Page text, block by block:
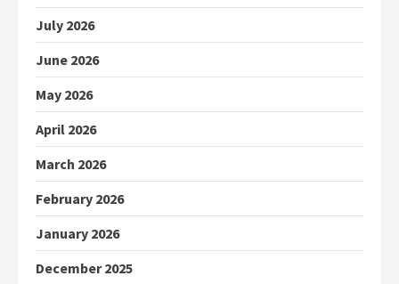
July 2026
June 2026
May 2026
April 2026
March 2026
February 2026
January 2026
December 2025